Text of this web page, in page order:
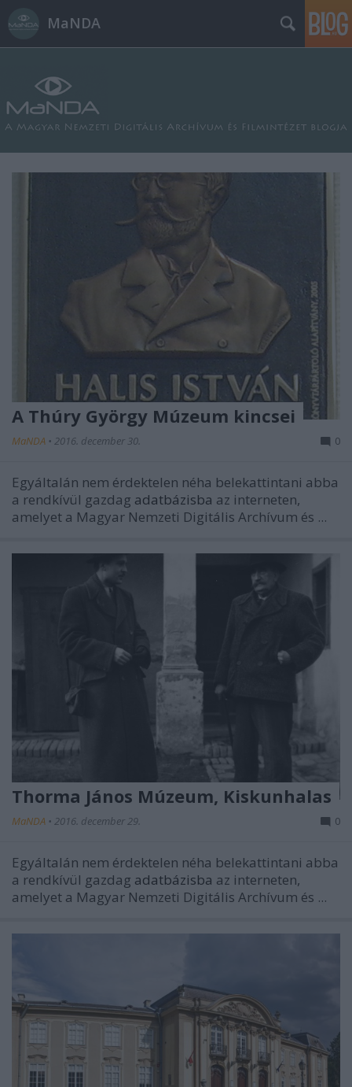
MaNDA
A Thúry György Múzeum kincsei
MaNDA • 2016. december 30. 0
Egyáltalán nem érdektelen néha belekattintani abba
a rendkívül gazdag adatbázisba az interneten,
amelyet a Magyar Nemzeti Digitális Archívum és ...
Thorma János Múzeum, Kiskunhalas
MaNDA • 2016. december 29. 0
Egyáltalán nem érdektelen néha belekattintani abba
a rendkívül gazdag adatbázisba az interneten,
amelyet a Magyar Nemzeti Digitális Archívum és ...